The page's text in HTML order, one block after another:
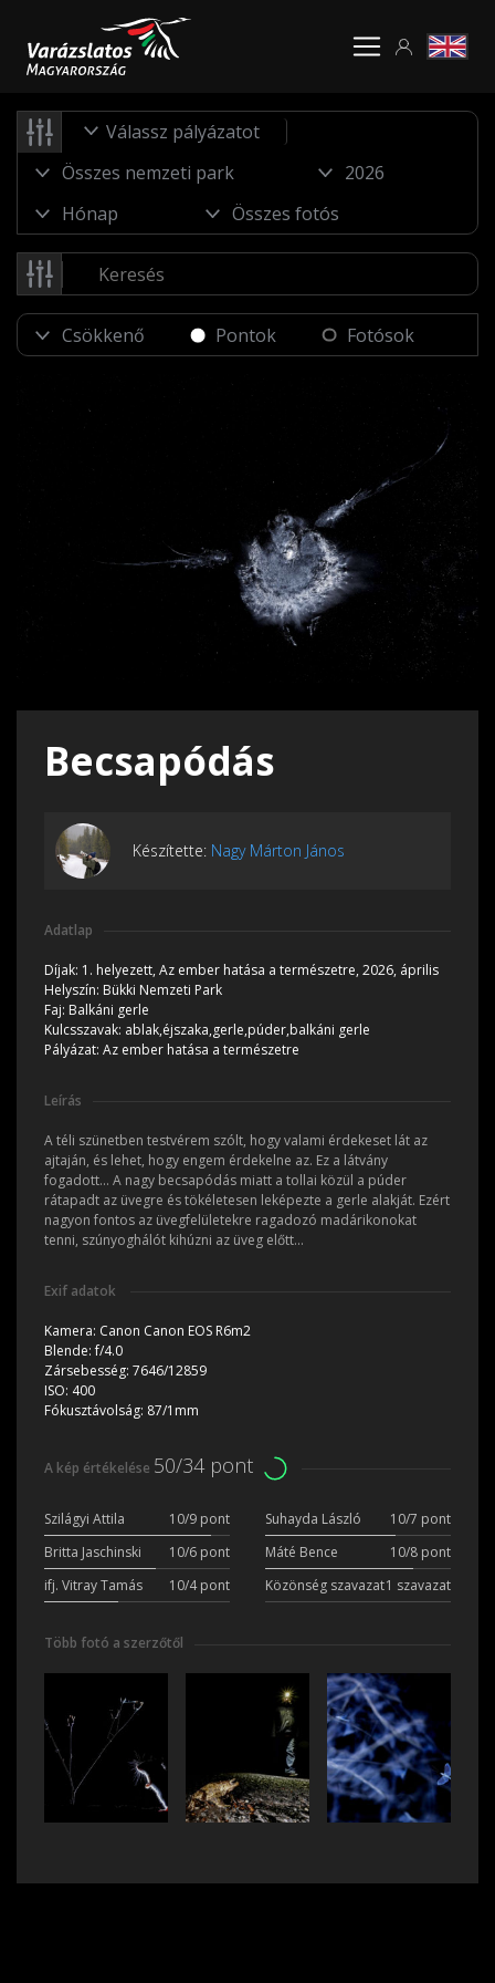
Válassz pályázatot
Pontok Fotósok
Becsapódás
Készítette: Nagy Márton János
Adatlap
Díjak: 1. helyezett, Az ember hatása a természetre, 2026, április
Helyszín: Bükki Nemzeti Park
Faj: Balkáni gerle
Kulcsszavak: ablak,éjszaka,gerle,púder,balkáni gerle
Pályázat: Az ember hatása a természetre
Leírás
A téli szünetben testvérem szólt, hogy valami érdekeset lát az
ajtaján, és lehet, hogy engem érdekelne az. Ez a látvány
fogadott... A nagy becsapódás miatt a tollai közül a púder
rátapadt az üvegre és tökéletesen leképezte a gerle alakját. Ezért
nagyon fontos az üvegfelületekre ragadozó madárikonokat
tenni, szúnyoghálót kihúzni az üveg előtt...
Exif adatok
Kamera: Canon Canon EOS R6m2
Blende:f/4.0
Zársebesség: 7646/12859
ISO: 400
Fókusztávolság: 87/1mm
A kép értékelése 50/34 pont
Szilágyi Attila 10/9 pont Suhayda László
10/7 pont
Britta Jaschinski
10/6 pont Máté Bence
10/8 pont
ifj. Vitray Tamás
10/4 pont Közönség szavazat1 szavazat
Több fotó a szerzőtől